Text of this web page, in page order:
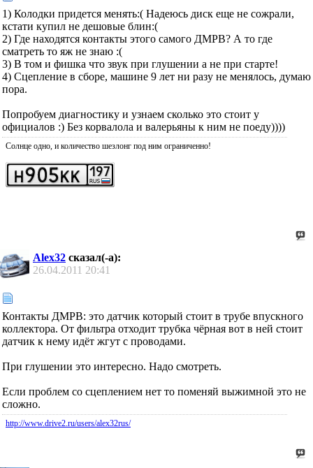
1) Колодки придется менять:( Надеюсь диск еще не сожрали,
кстати купил не дешовые блин:(
2) Где находятся контакты этого самого ДМРВ? А то где
сматреть то яж не знаю :(
3) В том и фишка что звук при глушении а не при старте!
4) Сцепление в сборе, машине 9 лет ни разу не менялось, думаю
пора.
Попробуем диагностику и узнаем сколько это стоит у
официалов :) Без корвалола и валерьяны к ним не поеду))))
Солнце одно, и количество шезлонг под ним ограниченно!
Alex32 сказал(-а):
26.04.2011 20:41
Контакты ДМРВ: это датчик который стоит в трубе впускного
коллектора. От фильтра отходит трубка чёрная вот в ней стоит
датчик к нему идёт жгут с проводами.
При глушении это интересно. Надо смотреть.
Если проблем со сцеплением нет то поменяй выжимной это не
сложно.
http://www.drive2.ru/users/alex32rus/